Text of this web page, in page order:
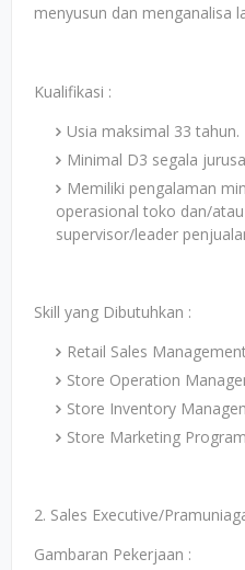
menyusun dan menganalisa
Kualifikasi :
Usia maksimal 33 tahun.
Minimal D3 segala
Memiliki pengalaman
operasional toko dan/
supervisor/leader
Skill yang Dibutuhkan :
Retail Sales
Store Operation
Store Inventory
Store Marketing Program
2. Sales Executive/
Gambaran Pekerjaan :